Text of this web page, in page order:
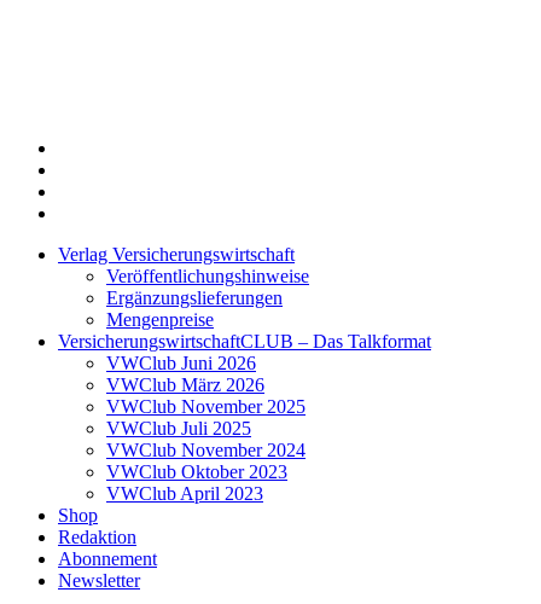
Verlag Versicherungswirtschaft
Veröffentlichungshinweise
Ergänzungslieferungen
Mengenpreise
VersicherungswirtschaftCLUB – Das Talkformat
VWClub Juni 2026
VWClub März 2026
VWClub November 2025
VWClub Juli 2025
VWClub November 2024
VWClub Oktober 2023
VWClub April 2023
Shop
Redaktion
Abonnement
Newsletter